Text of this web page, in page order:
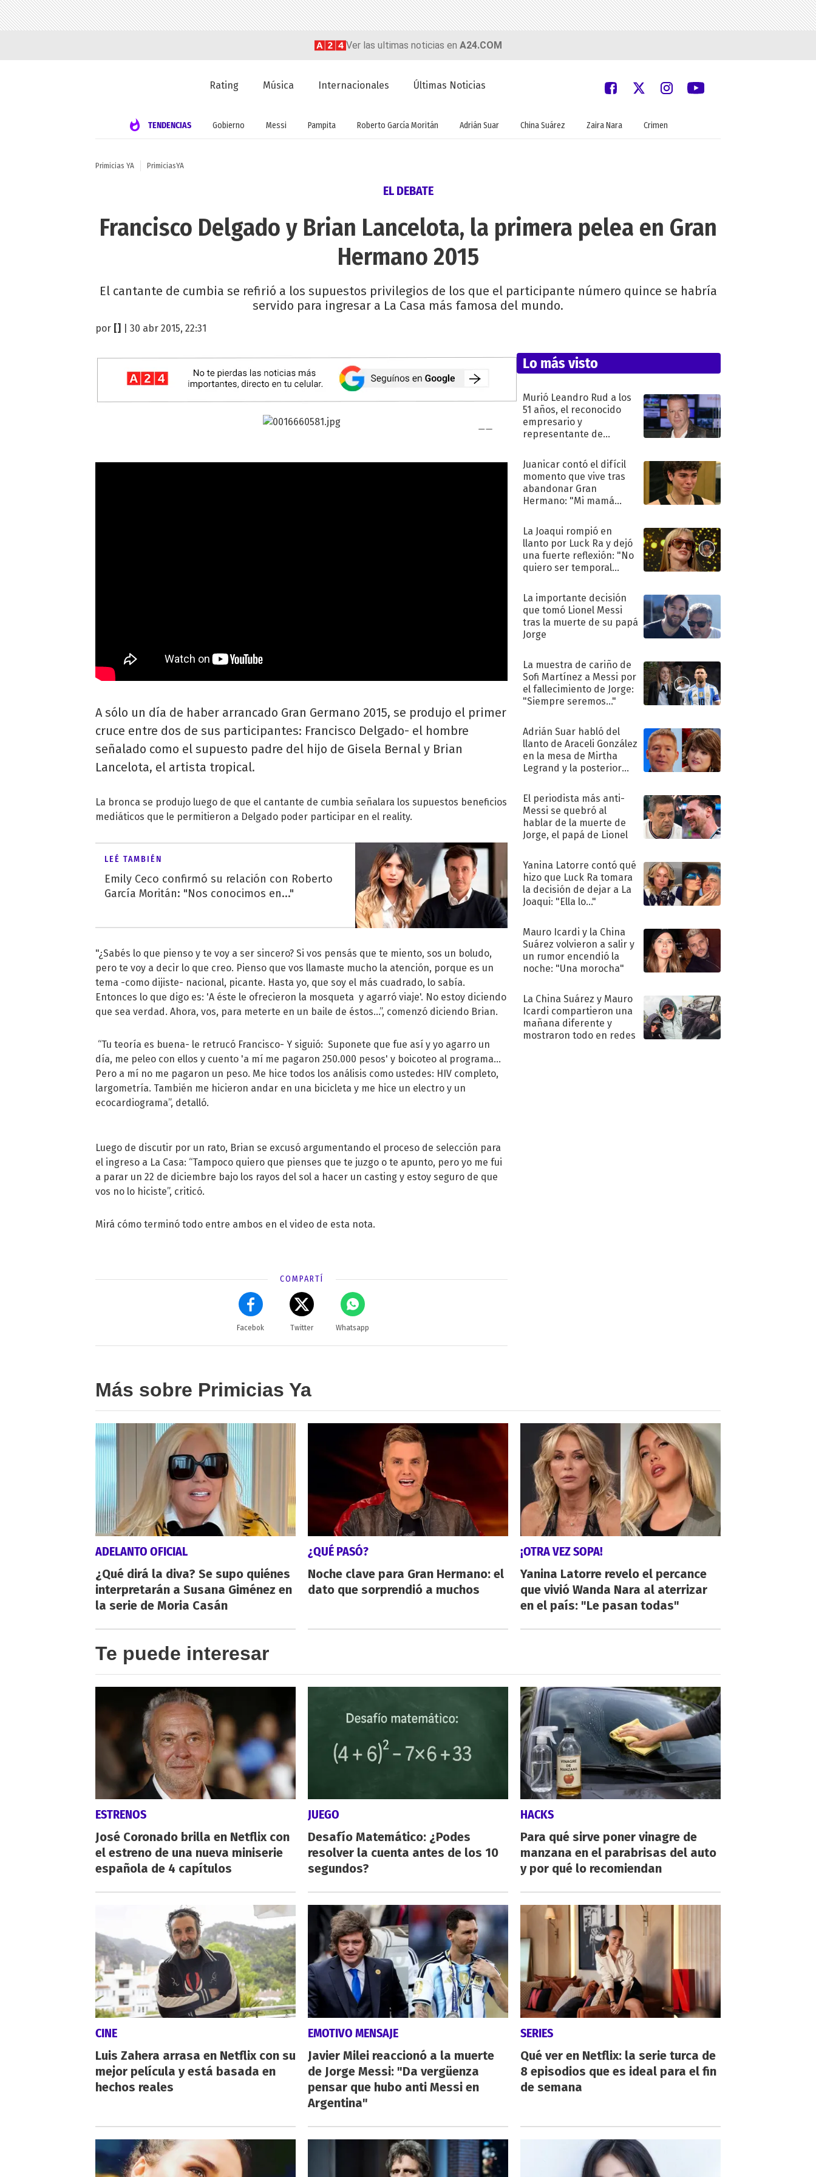
Ver las ultimas noticias en A24.COM
Rating Música Internacionales Últimas Noticias
TENDENCIAS Gobierno Messi Pampita Roberto García Moritán Adrián Suar China Suárez Zaira Nara Crimen
Primicias YA PrimiciasYA
EL DEBATE
Francisco Delgado y Brian Lancelota, la primera pelea en Gran
Hermano 2015
El cantante de cumbia se refirió a los supuestos privilegios de los que el participante número quince se habría
servido para ingresar a La Casa más famosa del mundo.
por | 30 abr 2015, 22:31
A sólo un día de haber arrancado Gran Germano 2015, se produjo el primer
cruce entre dos de sus participantes: Francisco Delgado- el hombre
señalado como el supuesto padre del hijo de Gisela Bernal y Brian
Lancelota, el artista tropical.
La bronca se produjo luego de que el cantante de cumbia señalara los supuestos beneficios
mediáticos que le permitieron a Delgado poder participar en el reality.
LEÉ TAMBIÉN
Emily Ceco confirmó su relación con Roberto
García Moritán: "Nos conocimos en..."
"¿Sabés lo que pienso y te voy a ser sincero? Si vos pensás que te miento, sos un boludo,
pero te voy a decir lo que creo. Pienso que vos llamaste mucho la atención, porque es un
tema -como dijiste- nacional, picante. Hasta yo, que soy el más cuadrado, lo sabía.
Entonces lo que digo es: 'A éste le ofrecieron la mosqueta y agarró viaje'. No estoy diciendo
que sea verdad. Ahora, vos, para meterte en un baile de éstos…”, comenzó diciendo Brian.
“Tu teoría es buena- le retrucó Francisco- Y siguió: Suponete que fue así y yo agarro un
día, me peleo con ellos y cuento 'a mí me pagaron 250.000 pesos' y boicoteo al programa…
Pero a mí no me pagaron un peso. Me hice todos los análisis como ustedes: HIV completo,
largometría. También me hicieron andar en una bicicleta y me hice un electro y un
ecocardiograma”, detalló.
Luego de discutir por un rato, Brian se excusó argumentando el proceso de selección para
el ingreso a La Casa: “Tampoco quiero que pienses que te juzgo o te apunto, pero yo me fui
a parar un 22 de diciembre bajo los rayos del sol a hacer un casting y estoy seguro de que
vos no lo hiciste”, criticó.
Mirá cómo terminó todo entre ambos en el video de esta nota.
COMPARTÍ
Facebok Twitter Whatsapp
Lo más visto
Murió Leandro Rud a los
51 años, el reconocido
empresario y
representante de
Juanicar contó el difícil
momento que vive tras
abandonar Gran
Hermano: "Mi mamá
La Joaqui rompió en
llanto por Luck Ra y dejó
una fuerte reflexión: "No
quiero ser temporal
La importante decisión
que tomó Lionel Messi
tras la muerte de su papá
Jorge
La muestra de cariño de
Sofi Martínez a Messi por
el fallecimiento de Jorge:
"Siempre seremos..."
Adrián Suar habló del
llanto de Araceli González
en la mesa de Mirtha
Legrand y la posterior
El periodista más anti-
Messi se quebró al
hablar de la muerte de
Jorge, el papá de Lionel
Yanina Latorre contó qué
hizo que Luck Ra tomara
la decisión de dejar a La
Joaqui: "Ella lo..."
Mauro Icardi y la China
Suárez volvieron a salir y
un rumor encendió la
noche: "Una morocha"
La China Suárez y Mauro
Icardi compartieron una
mañana diferente y
mostraron todo en redes
Más sobre Primicias Ya
ADELANTO OFICIAL
¿Qué dirá la diva? Se supo quiénes
interpretarán a Susana Giménez en
la serie de Moria Casán
¿QUÉ PASÓ?
Noche clave para Gran Hermano: el
dato que sorprendió a muchos
¡OTRA VEZ SOPA!
Yanina Latorre revelo el percance
que vivió Wanda Nara al aterrizar
en el país: "Le pasan todas"
Te puede interesar
ESTRENOS
José Coronado brilla en Netflix con
el estreno de una nueva miniserie
española de 4 capítulos
JUEGO
Desafío Matemático: ¿Podes
resolver la cuenta antes de los 10
segundos?
HACKS
Para qué sirve poner vinagre de
manzana en el parabrisas del auto
y por qué lo recomiendan
CINE
Luis Zahera arrasa en Netflix con su
mejor película y está basada en
hechos reales
EMOTIVO MENSAJE
Javier Milei reaccionó a la muerte
de Jorge Messi: "Da vergüenza
pensar que hubo anti Messi en
Argentina"
SERIES
Qué ver en Netflix: la serie turca de
8 episodios que es ideal para el fin
de semana